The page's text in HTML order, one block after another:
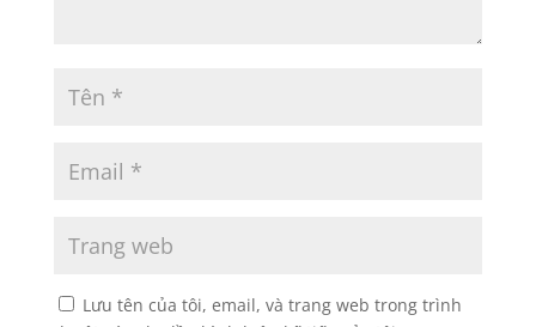
Lưu tên của tôi, email, và trang web trong trình